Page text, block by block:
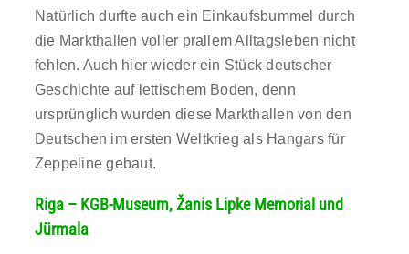
Natürlich durfte auch ein Einkaufsbummel durch
die Markthallen voller prallem Alltagsleben nicht
fehlen. Auch hier wieder ein Stück deutscher
Geschichte auf lettischem Boden, denn
ursprünglich wurden diese Markthallen von den
Deutschen im ersten Weltkrieg als Hangars für
Zeppeline gebaut.
Riga – KGB-Museum, Žanis Lipke Memorial und
Jürmala